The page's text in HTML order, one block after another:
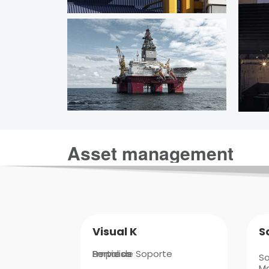
Visual K
Empresa
Portal de Soporte
Servicios